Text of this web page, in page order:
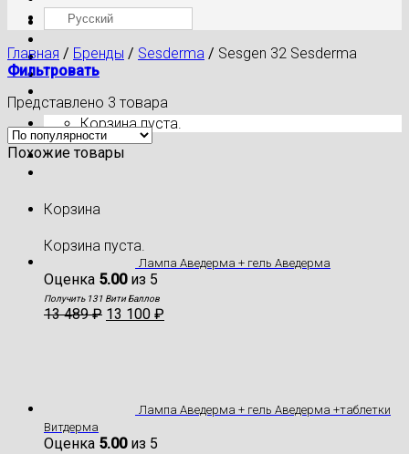
Где моя посылка?
Корзина пуста.
Корзина
Корзина пуста.
Русский
Главная / Бренды / Sesderma / Sesgen 32 Sesderma
Фильтровать
Представлено 3 товара
Похожие товары
Лампа Аведерма + гель Аведерма
Оценка 5.00из 5
Получить 131 Вити Баллов
13 489₽ 13 100 ₽
Лампа Аведерма + гель Аведерма +таблетки
Витдерма
Оценка 5.00из 5